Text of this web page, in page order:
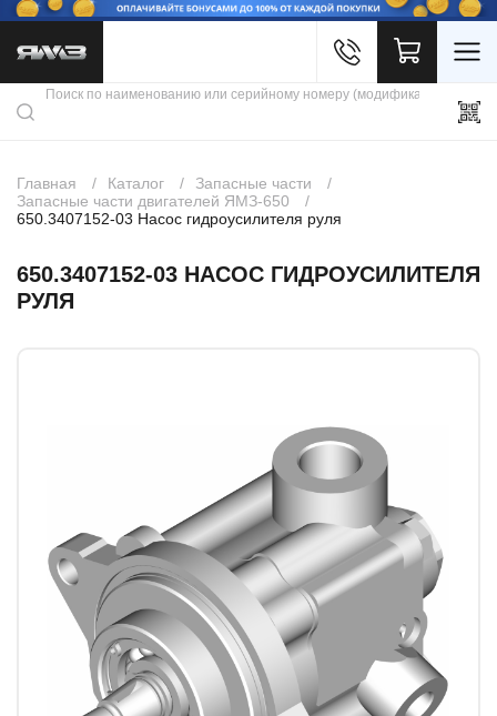
Каталог продукции
Скидки
Контакты
Главная Каталог
Запасные части
Запасные части двигателей ЯМЗ-650
650.3407152-03 Насос гидроусилителя руля
650.3407152-03 НАСОС ГИДРОУСИЛИТЕЛЯ
РУЛЯ